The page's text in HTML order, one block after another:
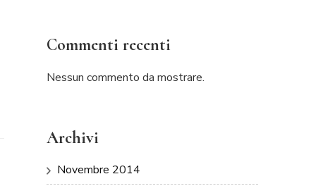
Commenti recenti
Nessun commento da mostrare.
Archivi
Novembre 2014